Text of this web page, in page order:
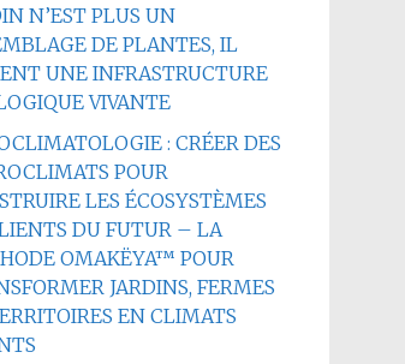
N’EST PLUS UN
DE PLANTES, IL
UNE INFRASTRUCTURE
VIVANTE
: CRÉER DES
POUR
LES ÉCOSYSTÈMES
DU FUTUR – LA
OMAKËYA™ POUR
JARDINS, FERMES
EN CLIMATS